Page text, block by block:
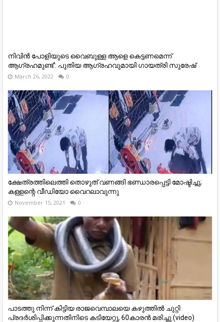
നിവിൻ പോളിയുടെ വൈബുള്ള ആളെ കെട്ടണമെന്ന്
ആഗ്രഹമുണ്ട്’: പുതിയ ആഗ്രഹവുമായി ഗായത്രി സുരേഷ്
March 26, 2022 0
ക്ഷേത്രത്തിലെത്തി തൊഴുത് വണങ്ങി ഭണ്ഡാരപ്പെട്ടി മോഷ്ടിച്ചു;
കള്ളന്റെ വീഡിയോ വൈറലാവുന്നു
November 15, 2021 0
പാടത്തു നിന്ന് കിട്ടിയ രാജവെമ്പാലയെ കഴുത്തിൽ ചുറ്റി
പ്രദർശിപ്പിക്കുന്നതിനിടെ കടിയേറ്റു, 60കാരൻ മരിച്ചു (video)